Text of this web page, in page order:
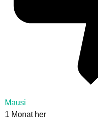
Mausi
1 Monat her